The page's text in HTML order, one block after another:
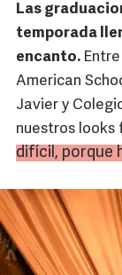
Las
temporada
encanto.
American
Javier y
nuestros looks
difícil, porque